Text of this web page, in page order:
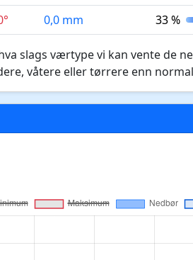
0,0 mm 33 %
slags værtype vi kan vente de
våtere eller tørrere enn